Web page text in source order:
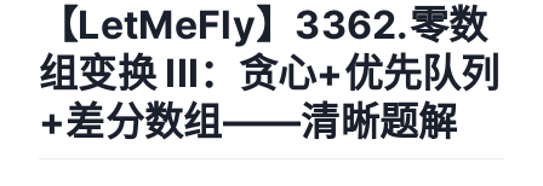
【LetMeFly】3362.零数
组变换 III：贪心+优先队列
+差分数组——清晰题解